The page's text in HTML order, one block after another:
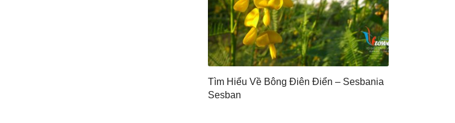
Tìm Hiểu Về Bông Điên Điển – Sesbania
Sesban